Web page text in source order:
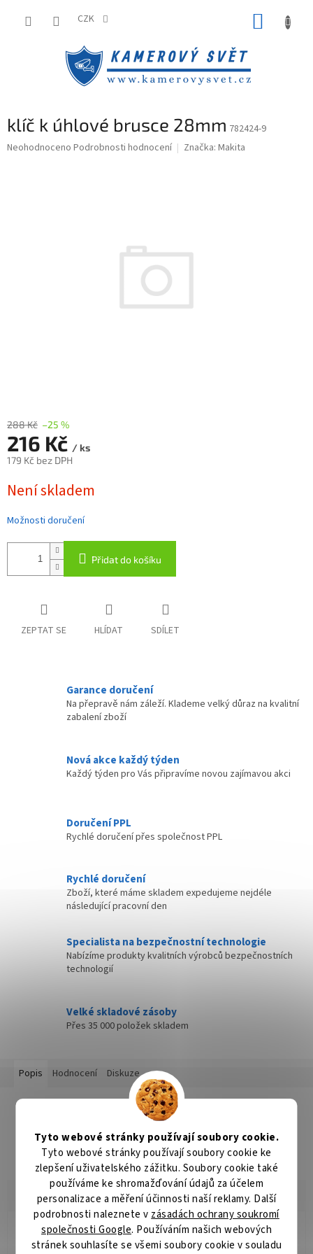
Tyto webové stránky používají soubory cookie.
Tyto webové stránky používají soubory cookie ke
zlepšení uživatelského zážitku. Soubory cookie také
používáme ke shromažďování údajů za účelem
personalizace a měření účinnosti naší reklamy. Další
podrobnosti naleznete v zásadách ochrany soukromí
společnosti Google. Používáním našich webových
stránek souhlasíte se všemi soubory cookie v souladu
CZK
klíč k úhlové brusce 28mm 782424-9
Průměrné
Neohodnoceno Podrobnosti hodnocení Značka: Makita
288 Kč –25 %
216 Kč / ks
179 Kč bez DPH
cena:
Není skladem
Možnosti doručení
Přidat do košíku
ZEPTAT SE HLÍDAT SDÍLET
Garance doručení
Na přepravě nám záleží. Klademe velký důraz na kvalitní
zabalení zboží
Nová akce každý týden
Každý týden pro Vás připravíme novou zajímavou akci
Doručení PPL
Rychlé doručení přes společnost PPL
Rychlé doručení
Zboží, které máme skladem expedujeme nejdéle
následující pracovní den
Specialista na bezpečnostní technologie
Nabízíme produkty kvalitních výrobců bezpečnostních
technologií
Velké skladové zásoby
Přes 35 000 položek skladem
Popis Hodnocení Diskuze
Detailní popis produktu
Popis produktu není dostupný
RH Radomír Hurník